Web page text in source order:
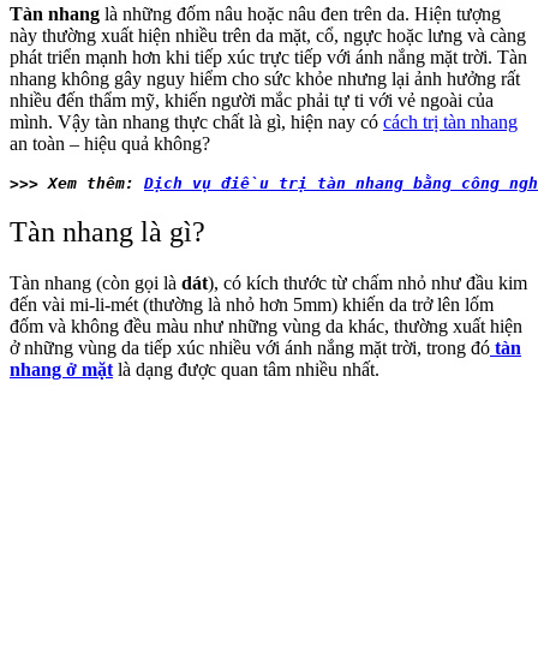
Tàn nhang là những đốm nâu hoặc nâu đen trên da. Hiện tượng
này thường xuất hiện nhiều trên da mặt, cổ, ngực hoặc lưng và càng
phát triển mạnh hơn khi tiếp xúc trực tiếp với ánh nắng mặt trời. Tàn
nhang không gây nguy hiểm cho sức khỏe nhưng lại ảnh hưởng rất
nhiều đến thẩm mỹ, khiến người mắc phải tự ti với vẻ ngoài của
mình. Vậy tàn nhang thực chất là gì, hiện nay có cách trị tàn nhang
an toàn – hiệu quả không?
>>> Xem thêm: Dịch vụ điều trị tàn nhang bằng công
Tàn nhang là gì?
Tàn nhang (còn gọi là dát), có kích thước từ chấm nhỏ như đầu kim
đến vài mi-li-mét (thường là nhỏ hơn 5mm) khiến da trở lên lốm
đốm và không đều màu như những vùng da khác, thường xuất hiện
ở những vùng da tiếp xúc nhiều với ánh nắng mặt trời, trong đó tàn
nhang ở mặt là dạng được quan tâm nhiều nhất.